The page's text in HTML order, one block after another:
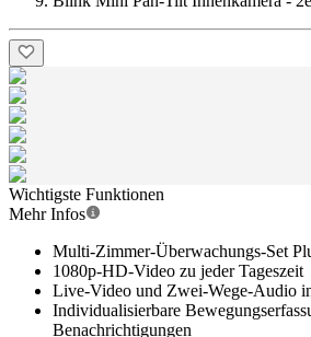
Wichtigste Funktionen
Mehr Infos
Multi-Zimmer-Überwachungs-Set
1080p-HD-Video zu jeder Tageszeit
Live-Video und Zwei-Wege-Audio
Individualisierbare
Benachrichtigungen